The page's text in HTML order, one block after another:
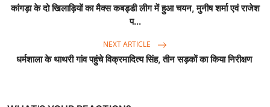
कांगड़ा के दो खिलाड़ियों का मैक्स कबड्डी लीग में हुआ चयन, मुनीष शर्मा एवं राजेश
प...
NEXT ARTICLE
धर्मशाला के थाथरी गांव पहुंचे विक्रमादित्य सिंह, तीन सड़कों का किया निरीक्षण